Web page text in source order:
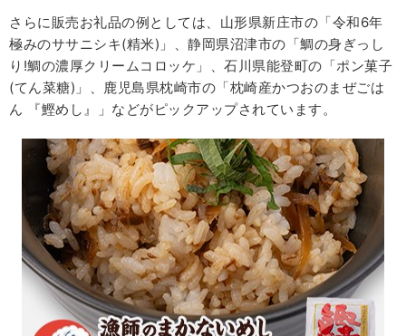
さらに販売お礼品の例としては、山形県新庄市の「令和6年
極みのササニシキ(精米)」、静岡県沼津市の「鯛の身ぎっし
り!鯛の濃厚クリームコロッケ」、石川県能登町の「ポン菓子
(てん菜糖)」、鹿児島県枕崎市の「枕崎産かつおのまぜごは
ん 『鰹めし』」などがピックアップされています。